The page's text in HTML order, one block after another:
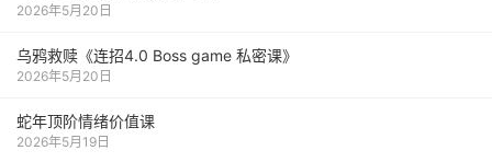
2026年5月20日
乌鸦救赎《连招4.0 Boss game 私密课》
2026年5月20日
蛇年顶阶情绪价值课
2026年5月19日